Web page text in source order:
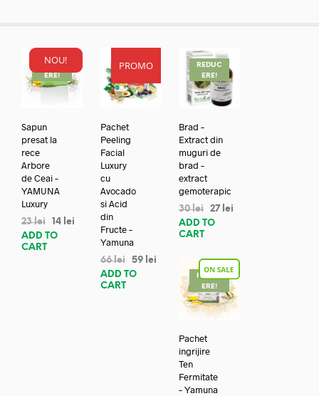
NOU!
REDUC
ERE!
Sapun
presat la
rece
Arbore
de Ceai –
YAMUNA
Luxury
23lei 14 lei
ADD TO
CART
PROMO
REDUC
Pachet
Peeling
Facial
Luxury
cu
Avocado
si Acid
din
Fructe –
Yamuna
66lei 59 lei
ADD TO
CART
REDUC
ERE!
Brad –
Extract din
muguri de
brad –
extract
gemoterapic
30lei 27 lei
ADD TO
CART
REDUC
ERE!
Pachet
ingrijire
Ten
Fermitate
– Yamuna